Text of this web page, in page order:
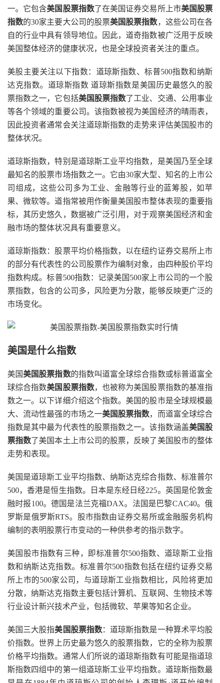
一。它包含美国股票指数了在美国证券交易所上市美国股票
指数的30家主要大公司的股票美国股票指数，这些公司在各
自的行业中具有领导地位。因此，道奇指数被广泛用于反映
美国整体经济的健康状况，也是全球投资者关注的重点。
美股主要关注以下指数：道琼斯指数、标普500指数和纳斯
达克指数。道琼斯指数 道琼斯指数是美国历史最悠久的股
票指数之一，它包括美国股票指数了工业、交通、公用事业
等各个领域的重要公司。该指数被视为美国经济的晴雨表，
因此投资者通常会关注道琼斯指数的走势来评估美国股市的
整体状况。
道琼斯指数，特别是道琼斯工业平均指数，是美国乃至全球
最知名的股票市场指数之一。它由30家大型、知名的上市公
司组成，这些公司多为工业、金融等行业的蓝筹股，如苹
果、微软等。道指常被用作衡量美国股市整体表现的重要指
标，其历史悠久，数据被广泛引用，对于观察美国经济和金
融市场的整体状况具有重要意义。
道琼斯指数：股票平均价格指数，以在纽约证券交易所上市
的部分有代表性的公司股票作为编制对象，由四种股价平均
指数构成。标普500指数：记录美国500家上市公司的一个股
票指数，包含的公司多，风险更为分散，能够反映更广泛的
市场变化。
美国是什么指数
美国 美国股票指数的指数叫道富全球综合指数或标普道富全
球综合指数美国股票指数，也被称为美国股票指数的基准指
数之一。以下详细介绍这个指数。美国的股市是全球规模最
大、流动性最强的市场之一美国股票指数，而道富全球综合
指数是其中最为代表性的股票指数之一。该指数涵盖美国股
票指数了美国本土上市公司的股票，反映了美国股市的整体
走势和表现。
美国是道琼斯工业平均指数、纳斯达克综合指数、标准普尔
500，香港是恒生指数。日本是东经日经225。英国是伦敦金
融时报100。德国是法兰克福DAX。法国是巴黎CAC40。俄
罗斯是俄罗斯RTS。股市指数由证券交易所或金融服务机构
编制的表明股票行市变动的一种供参考的指示数字。
美国股市指数有三种，即标准普尔500指数、道琼斯工业指
数和纳斯达克指数。标准普尔500指数包括在纽约证券交易
所上市的500家公司，与道琼斯工业指数相比，风险将更加
分散，纳斯达克指数主要包括计算机、互联网、生物技术等
行业设计新兴技术产业，包括微软、苹果等知名企业。
美国三大股指美国股票指数：道琼斯指数是一种算术平均股
价指数。世界上历史最为悠久的股票指数，它的全称为股票
价格平均指数。通常人们所说的道琼斯指数有可能是指道琼
斯指数四组中的第一组道琼斯工业平均指数。道琼斯指数最